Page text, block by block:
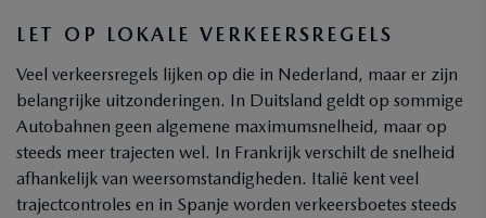
LET OP LOKALE VERKEERSREGELS
Veel verkeersregels lijken op die in Nederland, maar er zijn
belangrijke uitzonderingen. In Duitsland geldt op sommige
Autobahnen geen algemene maximumsnelheid, maar op
steeds meer trajecten wel. In Frankrijk verschilt de snelheid
afhankelijk van weersomstandigheden. Italië kent veel
trajectcontroles en in Spanje worden verkeersboetes steeds